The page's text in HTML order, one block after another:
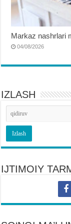
Markaz nashrlari
04/08/2026
IZLASH
IJTIMOIY